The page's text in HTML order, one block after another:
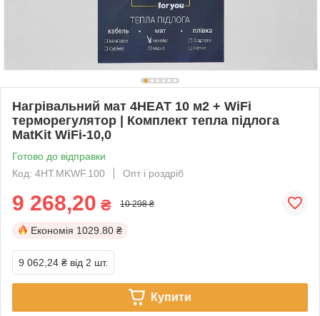
Нагрівальний мат 4HEAT 10 м2 + WiFi
терморегулятор | Комплект тепла підлога
MatKit WiFi-10,0
Готово до відправки
Код: 4HT.MKWF.100
Опт і роздріб
9 268,20 ₴ 10 298 ₴
Економія 1029.80 ₴
9 062,24 ₴ від 2 шт.
Купити